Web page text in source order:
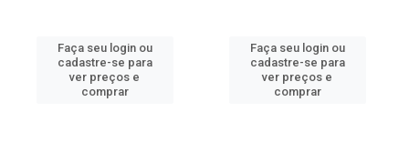
Faça seu login ou
cadastre-se para
ver preços e
comprar
Faça seu login ou
cadastre-se para
ver preços e
comprar